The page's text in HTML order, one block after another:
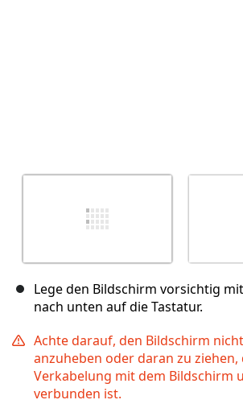
Lege den Bildschirm vorsichtig
nach unten auf die Tastatur.
Achte darauf, den Bildschirm
anzuheben oder daran zu ziehen,
Verkabelung mit dem Bildschirm
verbunden ist.